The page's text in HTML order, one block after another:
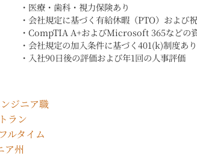
・医療・歯科・視力保険あり
・会社規定に基づく有給休暇（PTO）および
・CompTIA A+およびMicrosoft 365などの
・会社規定の加入条件に基づく401(k)制度あり
・入社90日後の評価および年1回の人事評価
ジニア職
ラン
フルタイム
ア州